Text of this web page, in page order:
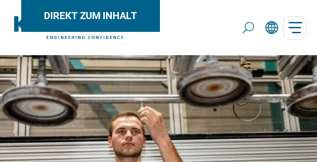
DIREKT ZUM INHALT
Search